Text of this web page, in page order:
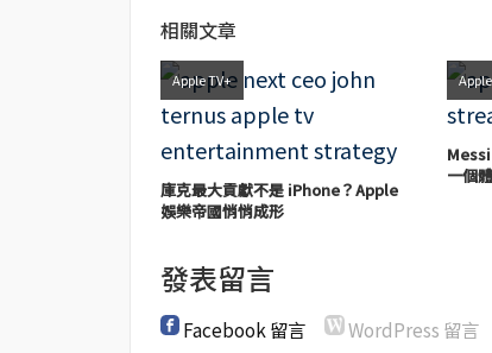
相關文章
Apple TV+
庫克最大貢獻不是 iPhone？Apple
娛樂帝國悄悄成形
一個
發表留言
Facebook 留言 WordPress 留言